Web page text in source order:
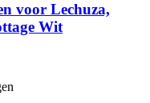
voor Lechuza,
Wit